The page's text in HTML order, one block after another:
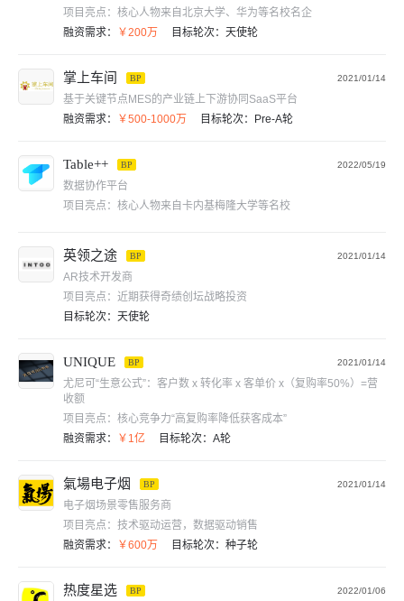
项目亮点： 核心人物来自北京大学、华为等名校名企
融资需求：
￥200万 目标轮次： 天使轮
掌上车间 BP 2021/01/14
基于关键节点MES的产业链上下游协同SaaS平台
融资需求：
￥500-1000万 目标轮次： Pre-A轮
Table++ BP 2022/05/19
数据协作平台
项目亮点： 核心人物来自卡内基梅隆大学等名校
英领之途 BP 2021/01/14
AR技术开发商
项目亮点： 近期获得奇绩创坛战略投资
目标轮次： 天使轮
UNIQUE BP 2021/01/14
尤尼可“生意公式”：客户数 x 转化率 x 客单价 x（复购率50%）=营
收额
项目亮点： 核心竞争力“高复购率降低获客成本”
融资需求：
￥1亿 目标轮次： A轮
氣場电子烟 BP 2021/01/14
电子烟场景零售服务商
项目亮点： 技术驱动运营，数据驱动销售
融资需求：
￥600万 目标轮次： 种子轮
热度星选 BP 2022/01/06